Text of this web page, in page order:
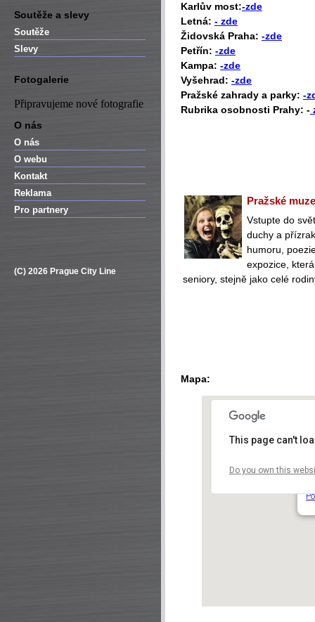
Soutěže a slevy
Soutěže
Slevy
Fotogalerie
Připravujeme nové fotografie
O nás
O nás
O webu
Kontakt
Reklama
Pro partnery
(C) 2026 Prague City Line
Karlův most:-zde
Letná: - zde
Židovská Praha: -zde
Petřín: -zde
Kampa: -zde
Vyšehrad: -zde
Pražské zahrady a parky: -
Rubrika osobnosti Prahy: -
Pražské
Vstupte do
duchy a
humoru,
expozice,
seniory, stejně jako celé
Mapa:
This page can't
Do you own this